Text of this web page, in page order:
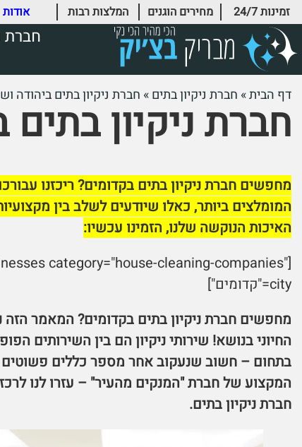
זמינות 24/7 מחירים הוגנים המלצות רבות אודות
חברת
דף הבית» חברת ניקיון בתים» חברת ניקיון בתים ביהודה
חברת ניקיון
מחפשים חברת ניקיון בתים בקדומים? ריכזנו
המומלצים ביותר, כאלו שיודעים לשלב בין
האיכות הנוקשה שלנו, הזמינו עכשיו:
category="house-cleaning-companies"
city="קדומים"]
מחפשים חברת ניקיון בתים בקדומים? המאמר
החיוני בנושא! שירותי ניקיון הם בין השירותים
בתחום – חשוב שנעקוב אחר מספר כללים פשוטים
המקצוע של חברת "המנקים מהעיר" – עזרו לנו
חברת ניקיון בתים.